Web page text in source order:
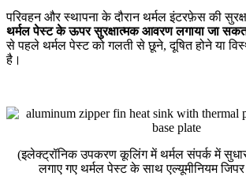
परिवहन और स्थापना के दौरान थर्मल इंटरफ़ेस की
थर्मल पेस्ट के ऊपर सुरक्षात्मक आवरण लगाया जा
से पहले थर्मल पेस्ट को गलती से छूने, दूषित होने या
है।
(इलेक्ट्रॉनिक उपकरण कूलिंग में थर्मल संपर्क में
लगाए गए थर्मल पेस्ट के साथ एल्यूमीनियम